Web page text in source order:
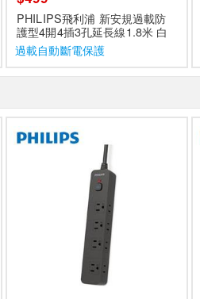
PHILIPS飛利浦 新安規過載防
護型4開4插3孔延長線1.8米 白
色 CHP3444WA
過載自動斷電保護